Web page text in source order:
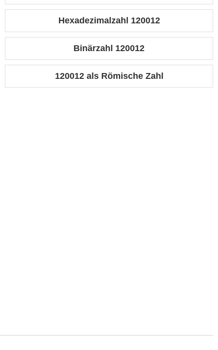
Hexadezimalzahl 120012
Binärzahl 120012
120012 als Römische Zahl